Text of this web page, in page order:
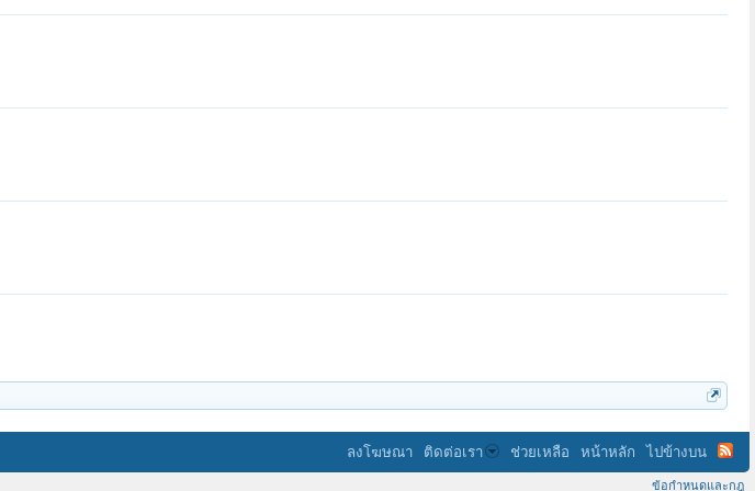
ลงโฆษณา ติดต่อเรา ช่วยเหลือ หน้าหลัก ไปข้างบน
ข้อกำหนดและกฎ